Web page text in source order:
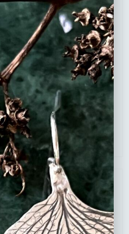
avec une empreinte
de goutte.